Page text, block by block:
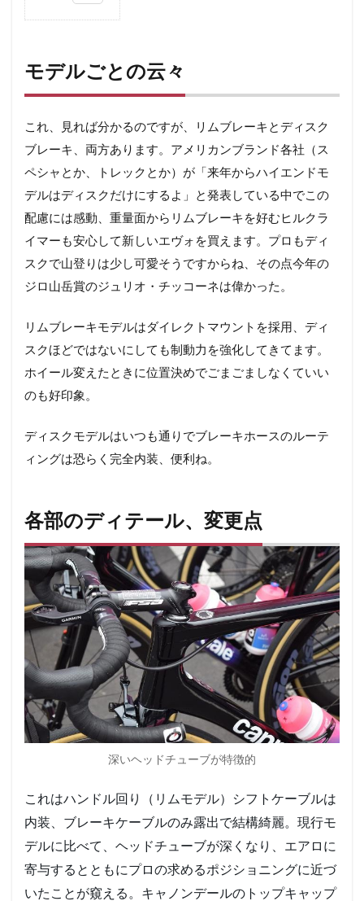
との
云々
各部
ィテ
ー
変更
点
3
気
な
カ
ー
小
雑
感
米
サ
イ
ク
ン
グ
ス
ジ
ー
ア
ニ
の
雑
感
6
Caad13
はどう
モデルごとの云々
これ、見れば分かるのですが、リムブレーキとディスク
ブレーキ、両方あります。アメリカンブランド各社（ス
ペシャとか、トレックとか）が「来年からハイエンドモ
デルはディスクだけにするよ」と発表している中でこの
配慮には感動、重量面からリムブレーキを好むヒルクラ
イマーも安心して新しいエヴォを買えます。プロもディ
スクで山登りは少し可愛そうですからね、その点今年の
ジロ山岳賞のジュリオ・チッコーネは偉かった。
リムブレーキモデルはダイレクトマウントを採用、ディ
スクほどではないにしても制動力を強化してきてます。
ホイール変えたときに位置決めでごまごましなくていい
のも好印象。
ディスクモデルはいつも通りでブレーキホースのルーテ
ィングは恐らく完全内装、便利ね。
各部のディテール、変更点
深いヘッドチューブが特徴的
これはハンドル回り（リムモデル）シフトケーブルは
内装、ブレーキケーブルのみ露出で結構綺麗。現行モ
デルに比べて、ヘッドチューブが深くなり、エアロに
寄与するとともにプロの求めるポジショニングに近づ
いたことが窺える。キャノンデールのトップキャップ